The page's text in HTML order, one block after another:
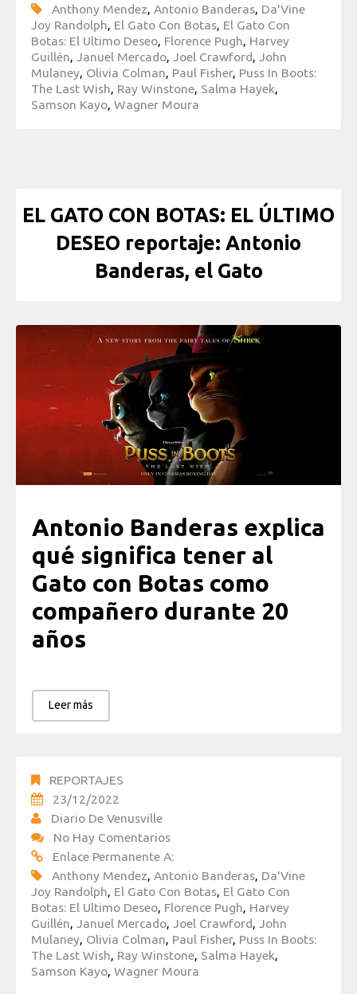
Anthony Mendez Antonio Banderas Da'Vine
Joy Randolph El Gato Con Botas El Gato Con
Botas: El Ultimo Deseo Florence Pugh Harvey
Guillén
Januel Mercado Joel Crawford
John
Mulaney Olivia Colman Paul Fisher, Puss In Boots:
The Last Wish Ray Winstone Salma Hayek
Samson Kayo Wagner Moura
EL GATO CON BOTAS: EL ÚLTIMO
DESEO reportaje: Antonio
Banderas, el Gato
Antonio Banderas explica
qué significa tener al
Gato con Botas como
compañero durante 20
años
Leer más
REPORTAJES
23/12/2022
Diario De Venusville
No Hay Comentarios
Enlace Permanente A:
Anthony Mendez, Antonio Banderas, Da'Vine
Joy Randolph, El Gato Con Botas, El Gato Con
Botas: El Ultimo Deseo, Florence Pugh, Harvey
Guillén, Januel Mercado, Joel Crawford, John
Mulaney, Olivia Colman, Paul Fisher, Puss In Boots:
The Last Wish, Ray Winstone, Salma Hayek,
Samson Kayo, Wagner Moura